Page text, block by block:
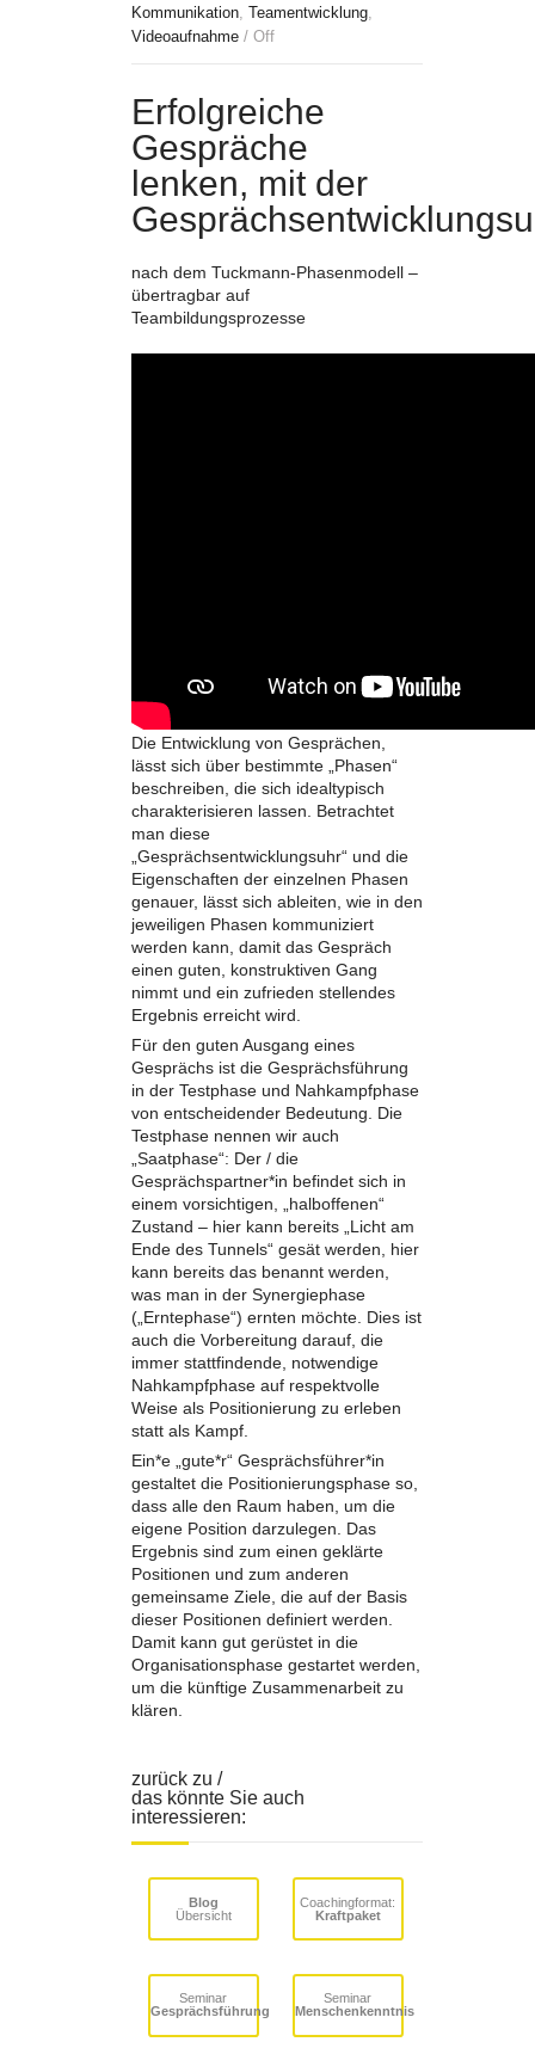
Kommunikation, Teamentwicklung,
Videoaufnahme / Off
Erfolgreiche
Gespräche
lenken, mit der
nach dem Tuckmann-Phasenmodell –
übertragbar auf
Teambildungsprozesse
Die Entwicklung von Gesprächen,
lässt sich über bestimmte „Phasen“
beschreiben, die sich idealtypisch
charakterisieren lassen. Betrachtet
man diese
„Gesprächsentwicklungsuhr“ und die
Eigenschaften der einzelnen Phasen
genauer, lässt sich ableiten, wie in den
jeweiligen Phasen kommuniziert
werden kann, damit das Gespräch
einen guten, konstruktiven Gang
nimmt und ein zufrieden stellendes
Ergebnis erreicht wird.
Für den guten Ausgang eines
Gesprächs ist die Gesprächsführung
in der Testphase und Nahkampfphase
von entscheidender Bedeutung. Die
Testphase nennen wir auch
„Saatphase“: Der / die
Gesprächspartner*in befindet sich in
einem vorsichtigen, „halboffenen“
Zustand – hier kann bereits „Licht am
Ende des Tunnels“ gesät werden, hier
kann bereits das benannt werden,
was man in der Synergiephase
(„Erntephase“) ernten möchte. Dies ist
auch die Vorbereitung darauf, die
immer stattfindende, notwendige
Nahkampfphase auf respektvolle
Weise als Positionierung zu erleben
statt als Kampf.
Ein*e „gute*r“ Gesprächsführer*in
gestaltet die Positionierungsphase so,
dass alle den Raum haben, um die
eigene Position darzulegen. Das
Ergebnis sind zum einen geklärte
Positionen und zum anderen
gemeinsame Ziele, die auf der Basis
dieser Positionen definiert werden.
Damit kann gut gerüstet in die
Organisationsphase gestartet werden,
um die künftige Zusammenarbeit zu
klären.
zurück zu /
das könnte Sie auch
interessieren:
Blog
Übersicht
Coachingformat:
Kraftpaket
Seminar
Gesprächsführung
Seminar
Menschenkenntnis